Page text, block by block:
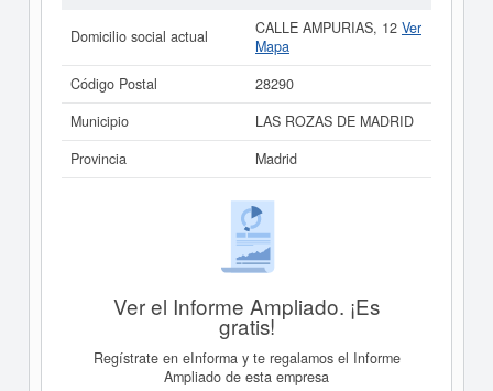
Domicilio social actual CALLE AMPURIAS, 12 Ver
Mapa
Código Postal
28290
Municipio
LAS ROZAS DE MADRID
Provincia
Madrid
Ver el Informe Ampliado. ¡Es
gratis!
Regístrate en eInforma y te regalamos el Informe
Ampliado de esta empresa